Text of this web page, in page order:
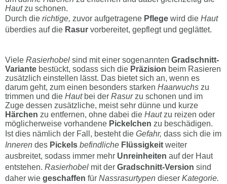
Hautzu schonen.
Durch die richtige, zuvor aufgetragene Pflege wird die Haut
überdies auf die Rasur vorbereitet, gepflegt und geglättet.
Viele Rasierhobel sind mit einer sogenannten Gradschnitt-
Variante bestückt, sodass sich die Präzision beim Rasieren
zusätzlich einstellen lässt. Das bietet sich an, wenn es
darum geht, zum einen besonders starken Haarwuchs zu
trimmen und die Hautbei der Rasurzu schonen und im
Zuge dessen zusätzliche, meist sehr dünne und kurze
Härchen zu entfernen, ohne dabei die Hautzu reizen oder
möglicherweise vorhandene Pickelchen zu beschädigen.
Ist dies nämlich der Fall, besteht die Gefahr, dass sich die im
Inneren des Pickels befindliche Flüssigkeit weiter
ausbreitet, sodass immer mehr Unreinheiten auf der Haut
entstehen. Rasierhobel mit der Gradschnitt-Version sind
daher wie geschaffen für Nassrasurtypen dieser Kategorie.